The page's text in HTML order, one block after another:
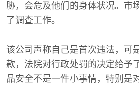
胁，会危及他们的身体状况。市
了调查工作。
该公司声称自己是首次违法，可
款，法院对行政处罚的决定给予
品安全不是一件小事情，特别是